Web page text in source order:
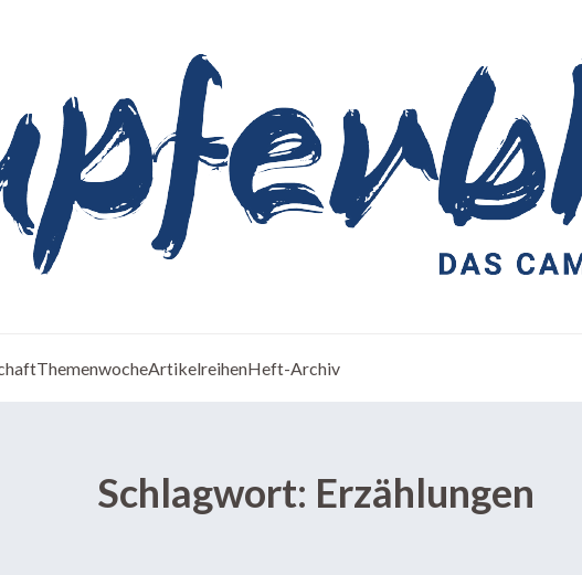
ThemenwocheArtikelreihenHeft-Archiv
Schlagwort: Erzählungen